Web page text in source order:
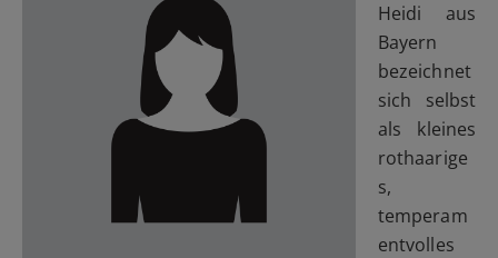
Heidi aus
Bayern
bezeichnet
sich selbst
als kleines
rothaarige
s,
temperam
entvolles